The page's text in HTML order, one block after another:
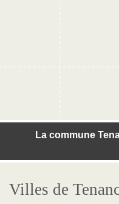
La commune
Villes de